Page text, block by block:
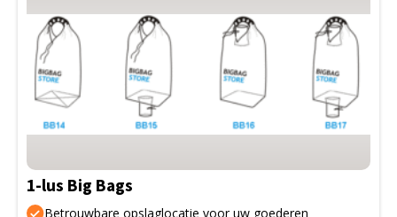
1-lus Big Bags
Betrouwbare opslaglocatie voor uw goederen
product
heeft
meerdere
variaties.
Deze
optie
gekozen
worden
op